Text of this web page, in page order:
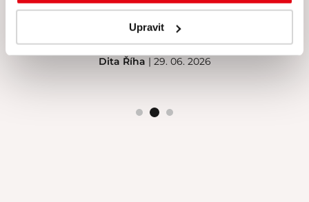
Upravit
je velice příjemná, vše perfektně připravené. Určitě
doporučuji navštívit její kurzy.
Dita Říha | 29. 06. 2026